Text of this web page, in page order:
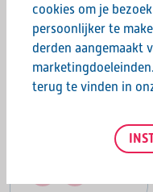
Graag horen we of je
Voor aanmeldingen of
Hans Kurver 06 – 21 40
leden.tchippo@gmail.com
Deel deze pagina:
cookies om je
persoonlijker te
derden aangemaakt
terug te vinden in